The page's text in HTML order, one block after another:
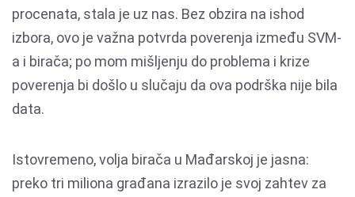
procenata, stala je uz nas. Bez obzira na ishod
izbora, ovo je važna potvrda poverenja između SVM-
a i birača; po mom mišljenju do problema i krize
poverenja bi došlo u slučaju da ova podrška nije bila
data.
Istovremeno, volja birača u Mađarskoj je jasna:
preko tri miliona građana izrazilo je svoj zahtev za